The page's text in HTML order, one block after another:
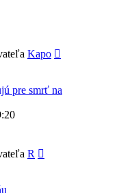
Kapo
pre smrť na
R